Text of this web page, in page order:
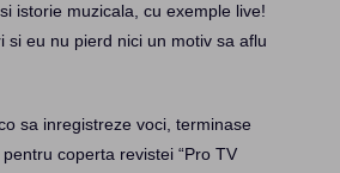
istorie muzicala, cu exemple live!
si eu nu pierd nici un motiv sa aflu
sa inregistreze voci, terminase
coperta revistei “Pro TV